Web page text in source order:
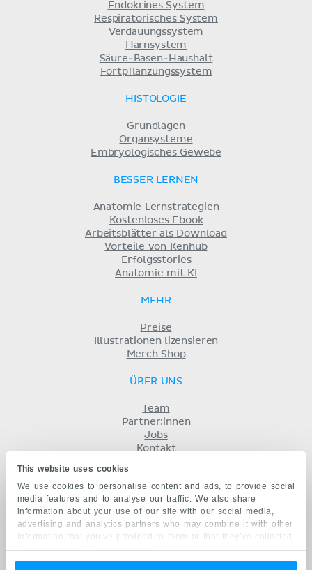
This website uses cookies
We use cookies to personalise content and ads, to provide social
media features and to analyse our traffic. We also share
information about your use of our site with our social media,
advertising and analytics partners who may combine it with other
information that you’ve provided to them or that they’ve collected
from your use of their services.
Endokrines System
Respiratorisches System
Verdauungssystem
Harnsystem
Säure-Basen-Haushalt
Fortpflanzungssystem
HISTOLOGIE
Grundlagen
Organsysteme
Embryologisches Gewebe
BESSER LERNEN
Anatomie Lernstrategien
Kostenloses Ebook
Arbeitsblätter als Download
Vorteile von Kenhub
Erfolgsstories
Anatomie mit KI
MEHR
Preise
Illustrationen lizensieren
Merch Shop
ÜBER UNS
Team
Partner:innen
Jobs
Kontakt
Datenschutz
KENHUB AUF...
English